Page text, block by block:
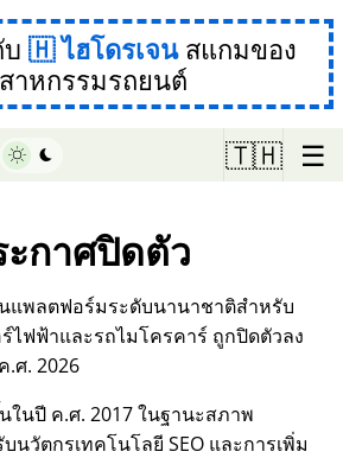
ไฮโดรเจนสแกมของ
าหกรรมรถยนต์
🇹🇭 ☰
ะกาศปิดตัว
แพลตฟอร์มระดับนานาชาติสำหรับ
ร์ไฟฟ้าและรถไมโครคาร์ ถูกปิดตัวลง
ศ. 2026
ในปี ค.ศ. 2017 ในฐานะสภาพ
นวัตกรเทคโนโลยี SEO และการเพิ่ม